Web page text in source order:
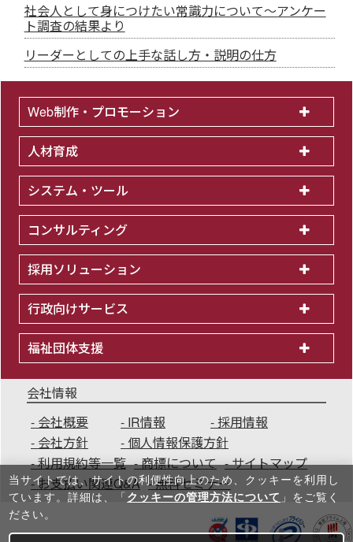
社会人として身につけたい常識力について～アンケー
ト調査の結果より
リーダーとしての上手な話し方・説明の仕方
Web制作・プロモーション
人材育成
システム・ツール
コンサルティング
採用ソリューション
行政向けサービス
福祉団体支援
会社情報
会社概要
IR情報
採用情報
会社方針
個人情報保護方針
利用規約等一覧
商標について
サイトマップ
お支払い関連Q&A
無料セミナー
当サイトでは、サイトの利便性向上のため、クッキーを利⽤し
ています。詳細は、「 クッキーの管理方法について 」をご覧く
ださい。